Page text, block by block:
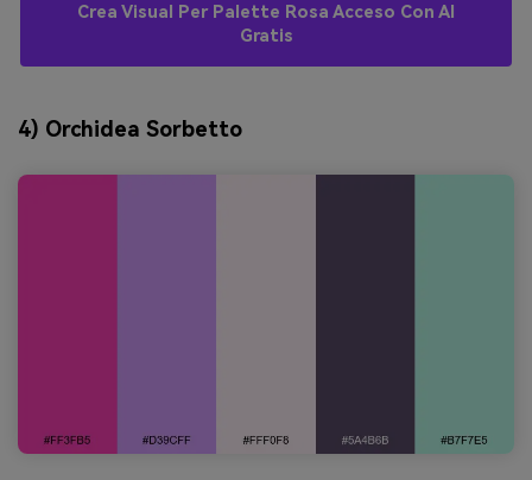
Crea Visual Per Palette Rosa Acceso Con AI
Gratis
4) Orchidea Sorbetto